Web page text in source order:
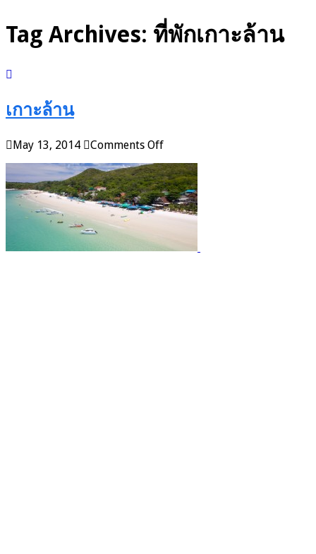
Tag Archives: ที่พักเกาะล้าน
เกาะล้าน
May 13, 2014 Comments Offon
เกาะ
ล้าน